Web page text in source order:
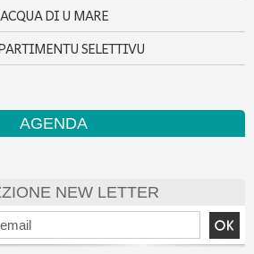
ACQUA DI U MARE
SELETTIVU
AGENDA
NEW LETTER